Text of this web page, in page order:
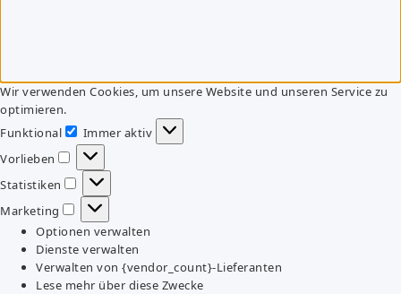
Wir verwenden Cookies, um unsere Website und unseren Service zu
optimieren.
Funktional
Funktional
Immer aktiv
Vorlieben
Vorlieben
Statistiken
Statistiken
Marketing
Marketing
Optionen verwalten
Dienste verwalten
Verwalten von {vendor_count}-Lieferanten
Lese mehr über diese Zwecke